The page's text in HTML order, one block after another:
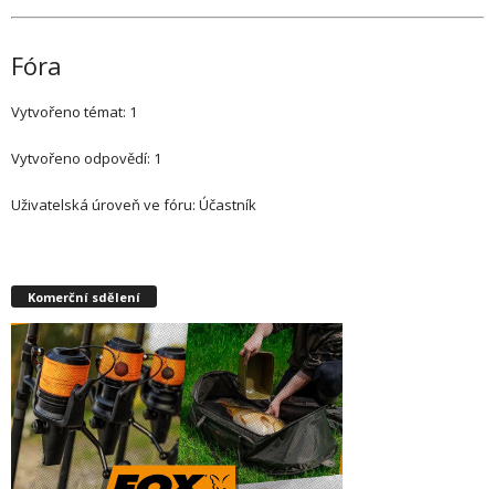
Fóra
Vytvořeno témat: 1
Vytvořeno odpovědí: 1
Uživatelská úroveň ve fóru: Účastník
Komerční sdělení